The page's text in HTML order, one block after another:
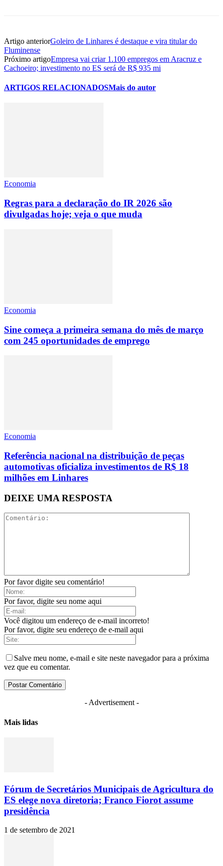
Artigo anteriorGoleiro de Linhares é destaque e vira titular do
Fluminense
Próximo artigoEmpresa vai criar 1.100 empregos em Aracruz e
Cachoeiro; investimento no ES será de R$ 935 mi
ARTIGOS RELACIONADOSMais do autor
Economia
Regras para a declaração do IR 2026 são
divulgadas hoje; veja o que muda
Economia
Sine começa a primeira semana do mês de março
com 245 oportunidades de emprego
Economia
Referência nacional na distribuição de peças
automotivas oficializa investimentos de R$ 18
milhões em Linhares
DEIXE UMA RESPOSTA
Por favor digite seu comentário!
Por favor, digite seu nome aqui
Você digitou um endereço de e-mail incorreto!
Por favor, digite seu endereço de e-mail aqui
Salve meu nome, e-mail e site neste navegador para a próxima
vez que eu comentar.
- Advertisement -
Mais lidas
Fórum de Secretários Municipais de Agricultura do
ES elege nova diretoria; Franco Fiorot assume
presidência
1 de setembro de 2021